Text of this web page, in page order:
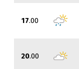
17.00
20.00